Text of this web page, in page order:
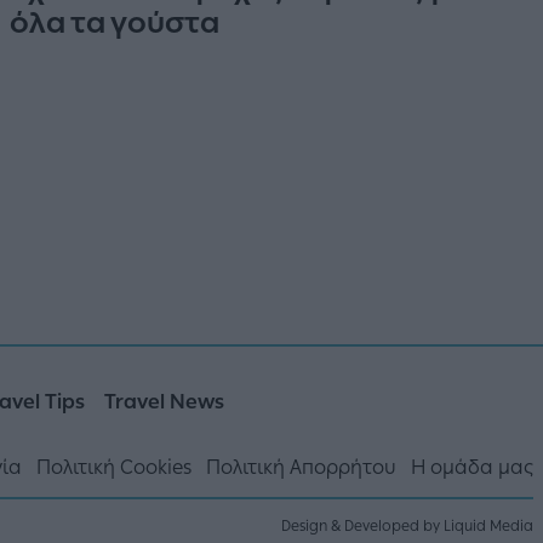
όλα τα γούστα
Tips Travel News
Πολιτική Cookies Πολιτική Απορρήτου Η ομάδα μας
Design & Developed by Liquid Media